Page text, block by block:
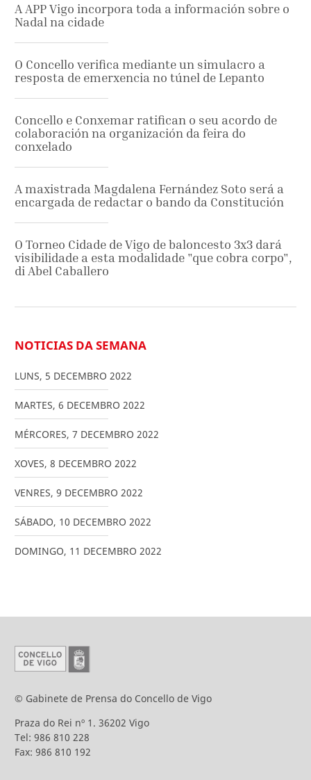
A APP Vigo incorpora toda a información sobre o
Nadal na cidade
O Concello verifica mediante un simulacro a
resposta de emerxencia no túnel de Lepanto
Concello e Conxemar ratifican o seu acordo de
colaboración na organización da feira do
conxelado
A maxistrada Magdalena Fernández Soto será a
encargada de redactar o bando da Constitución
O Torneo Cidade de Vigo de baloncesto 3x3 dará
visibilidade a esta modalidade "que cobra corpo",
di Abel Caballero
NOTICIAS DA SEMANA
LUNS, 5 DECEMBRO 2022
MARTES, 6 DECEMBRO 2022
MÉRCORES, 7 DECEMBRO 2022
XOVES, 8 DECEMBRO 2022
VENRES, 9 DECEMBRO 2022
SÁBADO, 10 DECEMBRO 2022
DOMINGO, 11 DECEMBRO 2022
© Gabinete de Prensa do Concello de Vigo
Praza do Rei nº 1. 36202 Vigo
Tel: 986 810 228
Fax: 986 810 192